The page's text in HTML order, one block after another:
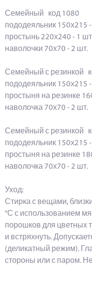
Семейный код 1080
пододеяльник 150х215
простынь 220х240 - 1
наволочки 70х70 - 2 шт.
Семейный с резинкой
пододеяльник 150х215
простыня на резинке
наволочка 70х70 - 2 шт.
Семейный с резинкой
пододеяльник 150х215
простыня на резинке
наволочка 70х70 - 2 шт.
Уход:
Стирка с вещами,
°С с использованием
порошков для цветных
и встряхнуть.
(деликатный режим).
стороны или с паром.